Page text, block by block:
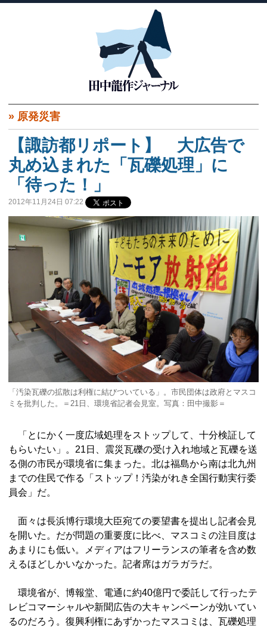
» 原発災害
【諏訪都リポート】 大広告で
丸め込まれた「瓦礫処理」に
「待った！」
2012年11月24日 07:22
「汚染瓦礫の拡散は利権に結びついている」。市民団体は政府とマスコ
ミを批判した。＝21日、環境省記者会見室。写真：田中撮影＝
「とにかく一度広域処理をストップして、十分検証して
もらいたい」。21日、震災瓦礫の受け入れ地域と瓦礫を送
る側の市民が環境省に集まった。北は福島から南は北九州
までの住民で作る「ストップ！汚染がれき全国行動実行委
員会」だ。
面々は長浜博行環境大臣宛ての要望書を提出し記者会見
を開いた。だが問題の重要度に比べ、マスコミの注目度は
あまりにも低い。メディアはフリーランスの筆者を含め数
えるほどしかいなかった。記者席はガラガラだ。
環境省が、博報堂、電通に約40億円で委託して行ったテ
レビコマーシャルや新聞広告の大キャンペーンが効いてい
るのだろう。復興利権にあずかったマスコミは、瓦礫処理